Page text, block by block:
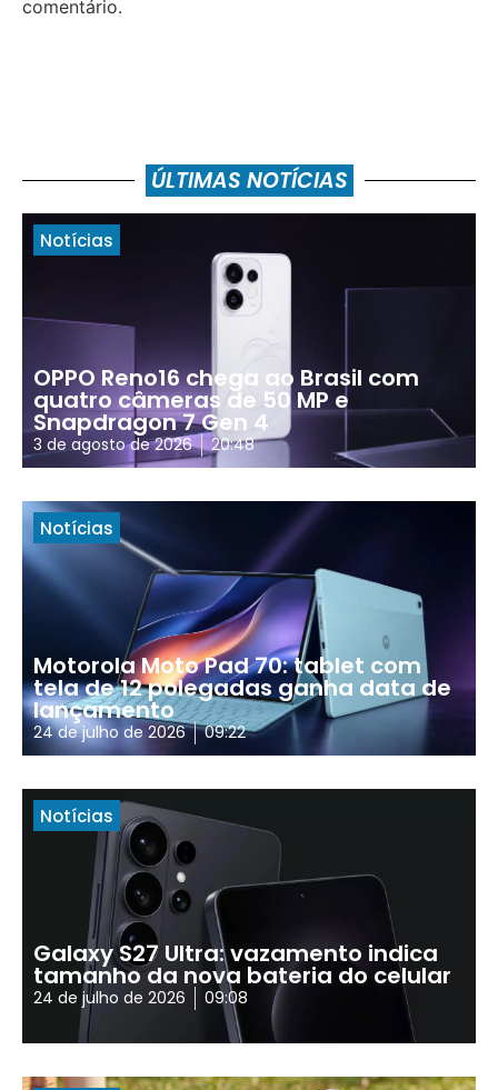
comentário.
ÚLTIMAS NOTÍCIAS
Notícias
OPPO Reno16 chega ao Brasil com
quatro câmeras de 50 MP e
Snapdragon 7 Gen 4
3 de agosto de 2026 20:48
Notícias
Motorola Moto Pad 70: tablet com
tela de 12 polegadas ganha data de
lançamento
24 de julho de 2026 09:22
Notícias
Galaxy S27 Ultra: vazamento indica
tamanho da nova bateria do celular
24 de julho de 2026 09:08